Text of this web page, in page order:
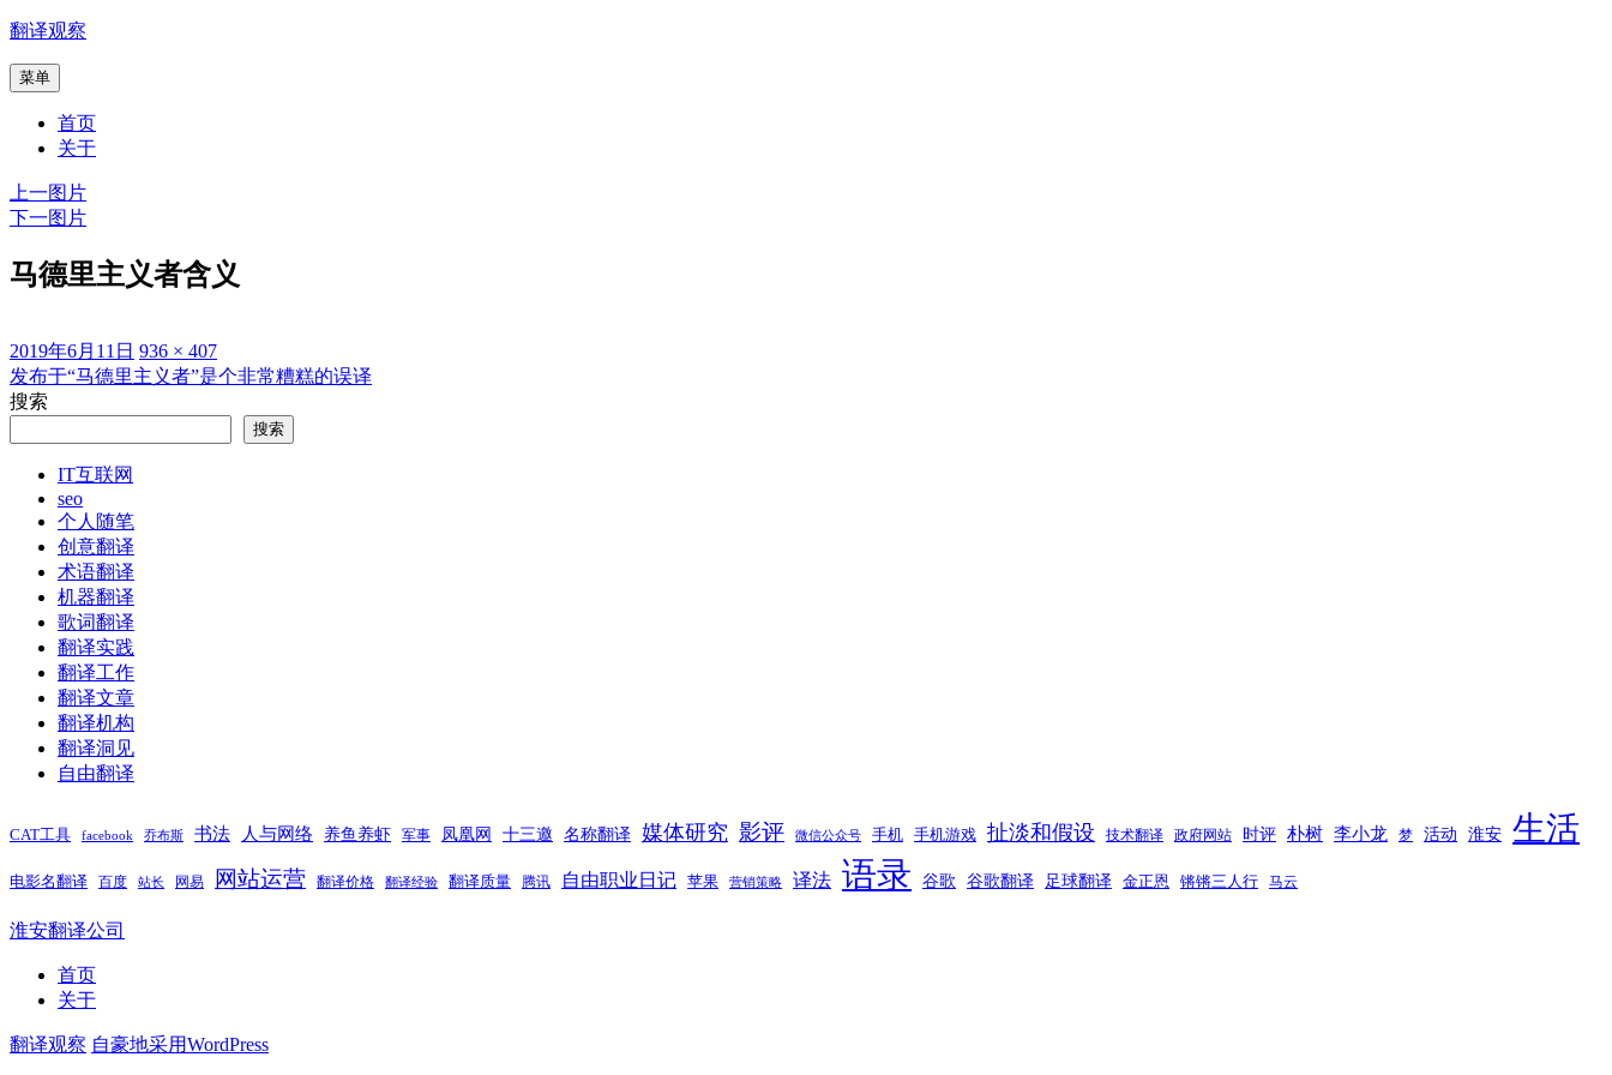
跳
内
翻译观察
菜单
首页
关于
上一图片
下一图片
马德里主义者含义
发
布
于
2019年6月11日 原
始
936 × 407
文
章
发布于“马德里主义者”是个非常糟糕的误译
搜索
搜索
IT互联网
seo
个人随笔
创意翻译
术语翻译
机器翻译
歌词翻译
翻译实践
翻译工作
翻译文章
翻译机构
翻译洞见
自由翻译
CAT工具 facebook 乔布斯 书法 人与网络 养鱼养虾 军事 凤凰网 十三邀 名称翻译 媒体研究 影评 微信公众号 手机 手机游戏 扯淡和假设 技术翻译 政府网站 时评 朴树 李小龙 梦 活动 淮安 生活
电影名翻译 百度 站长 网易 网站运营 翻译价格 翻译经验 翻译质量 腾讯 自由职业日记 苹果 营销策略 译法 语录 谷歌 谷歌翻译 足球翻译 金正恩 锵锵三人行 马云
淮安翻译公司
首页
关于
翻译观察 自豪地采用WordPress